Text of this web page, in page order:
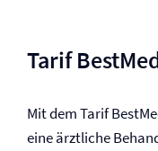
Tarif
Mit dem Tarif
eine ärztliche